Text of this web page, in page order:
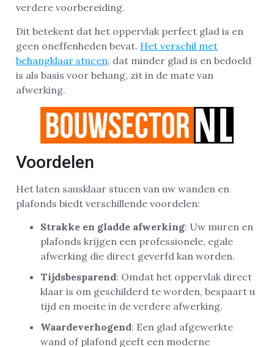
verdere voorbereiding.
Dit betekent dat het oppervlak perfect glad is en
geen oneffenheden bevat. Het verschil met
behangklaar stucen, dat minder glad is en bedoeld
is als basis voor behang, zit in de mate van
afwerking.
Voordelen
Het laten sausklaar stucen van uw wanden en
plafonds biedt verschillende voordelen:
Strakke en gladde afwerking: Uw muren en
plafonds krijgen een professionele, egale
afwerking die direct geverfd kan worden.
Tijdsbesparend: Omdat het oppervlak direct
klaar is om geschilderd te worden, bespaart u
tijd en moeite in de verdere afwerking.
Waardeverhogend: Een glad afgewerkte
wand of plafond geeft een moderne